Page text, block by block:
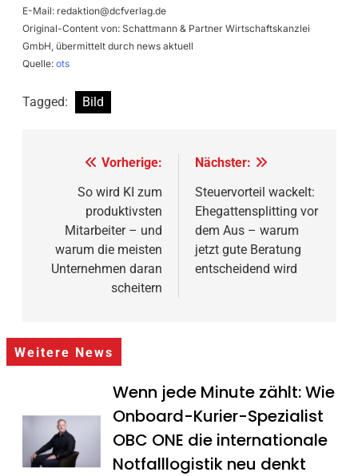
E-Mail: redaktion@dcfverlag.de
Original-Content von: Schattmann & Partner Wirtschaftskanzlei
GmbH, übermittelt durch news aktuell
Quelle: ots
Tagged: Bild
Beitragsnavigation
Vorherige:
So wird KI zum
produktivsten
Mitarbeiter – und
warum die meisten
Unternehmen daran
scheitern
Nächster:
Steuervorteil wackelt:
Ehegattensplitting vor
dem Aus – warum
jetzt gute Beratung
entscheidend wird
Weitere News
Wenn jede Minute zählt: Wie
Onboard-Kurier-Spezialist
OBC ONE die internationale
Notfalllogistik neu denkt